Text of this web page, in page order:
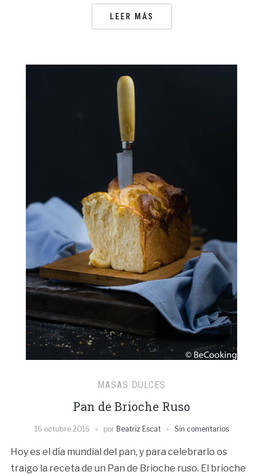
LEER MÁS
MASAS DULCES
Pan de Brioche Ruso
16 octubre 2016 por Beatriz Escat Sin comentarios
Hoy es el día mundial del pan, y para celebrarlo os
traigo la receta de un Pan de Brioche ruso. El brioche